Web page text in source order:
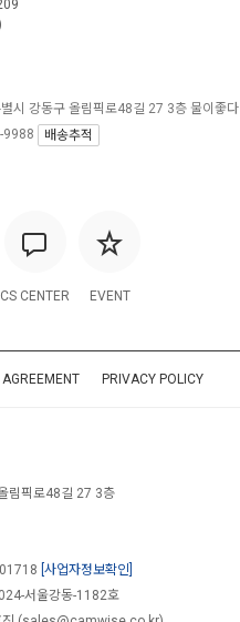
CS CENTER EVENT
시 강동구 올림픽로48길 27 3층 물이좋다
9988
배송추적
AGREEMENT PRIVACY POLICY
림픽로48길 27 3층
[사업자정보확인]
서울강동-1182호